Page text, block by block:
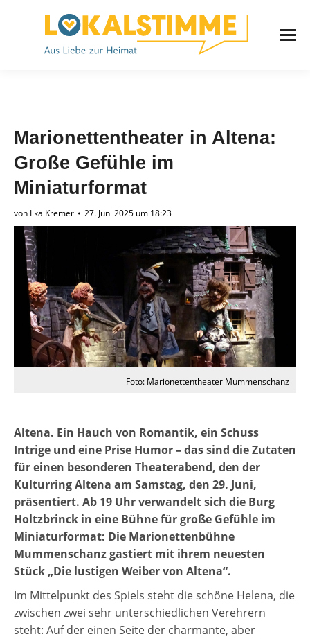
Marionettentheater in Altena:
Große Gefühle im
Miniaturformat
von Ilka Kremer 27. Juni 2025 um 18:23
Foto: Marionettentheater Mummenschanz
Altena. Ein Hauch von Romantik, ein Schuss
Intrige und eine Prise Humor – das sind die Zutaten
für einen besonderen Theaterabend, den der
Kulturring Altena am Samstag, den 29. Juni,
präsentiert. Ab 19 Uhr verwandelt sich die Burg
Holtzbrinck in eine Bühne für große Gefühle im
Miniaturformat: Die Marionettenbühne
Mummenschanz gastiert mit ihrem neuesten
Stück „Die lustigen Weiber von Altena“.
Im Mittelpunkt des Spiels steht die schöne Helena, die
zwischen zwei sehr unterschiedlichen Verehrern
steht: Auf der einen Seite der charmante, aber